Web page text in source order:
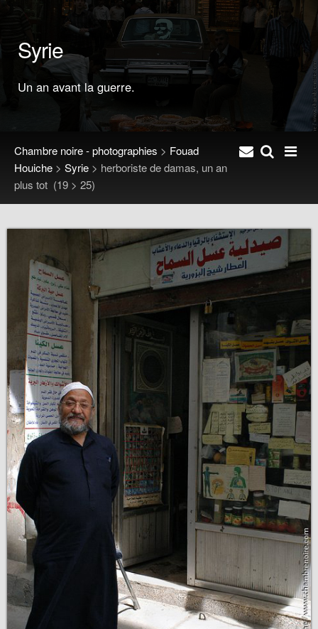
Syrie
Un an avant la guerre.
Chambre noire - photographies > Fouad
Houiche > Syrie > herboriste de damas, un an
plus tot (19 > 25)